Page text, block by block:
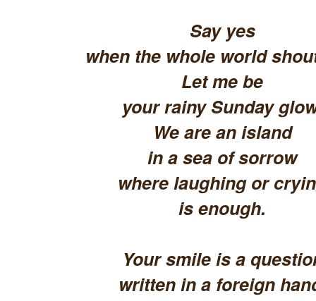
Say yes
when the whole world
Let me be
your rainy Sunday
We are an island
in a sea of sorrow
where laughing or
is enough.
Your smile is a
written in a foreign